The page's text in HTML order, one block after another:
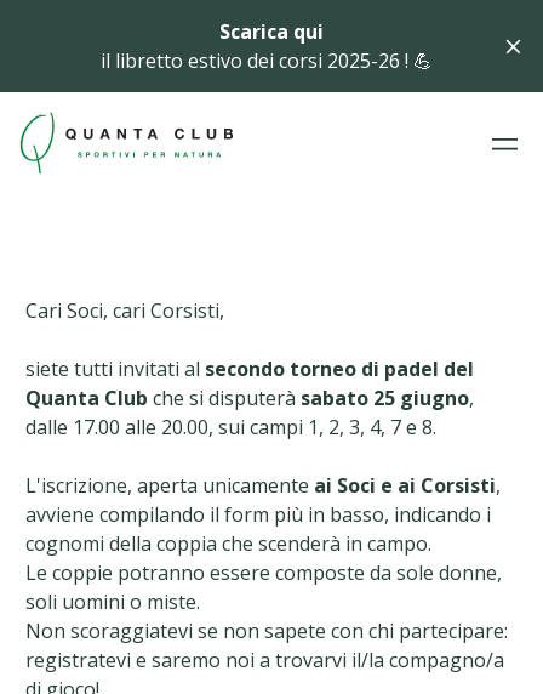
Scarica qui
il libretto estivo dei corsi 2025-26 ! 💪
Cari Soci, cari Corsisti,
siete tutti invitati al secondo torneo di padel del
Quanta Club che si disputerà sabato 25 giugno,
dalle 17.00 alle 20.00, sui campi 1, 2, 3, 4, 7 e 8.
L'iscrizione, aperta unicamente ai Soci e ai Corsisti,
avviene compilando il form più in basso, indicando i
cognomi della coppia che scenderà in campo.
Le coppie potranno essere composte da sole donne,
soli uomini o miste.
Non scoraggiatevi se non sapete con chi partecipare:
registratevi e saremo noi a trovarvi il/la compagno/a